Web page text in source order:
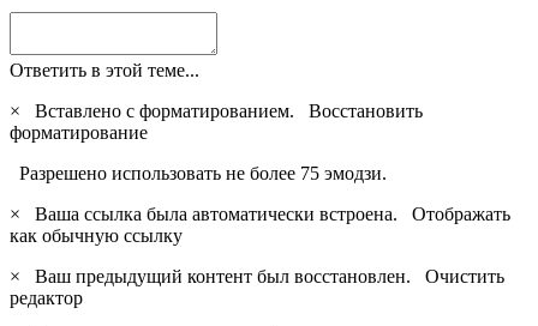
Ответить в этой теме...
×
Вставлено с форматированием. Восстановить
форматирование
Разрешено использовать не более 75 эмодзи.
×
Ваша ссылка была автоматически встроена. Отображать
как обычную ссылку
×
Ваш предыдущий контент был восстановлен. Очистить
редактор